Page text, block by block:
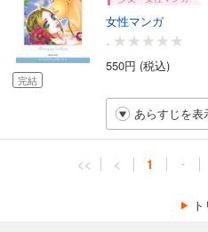
完結
女性マンガ
-
550円 (税込)
あらすじを表
<< < 1 ・